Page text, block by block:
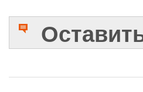
Имя